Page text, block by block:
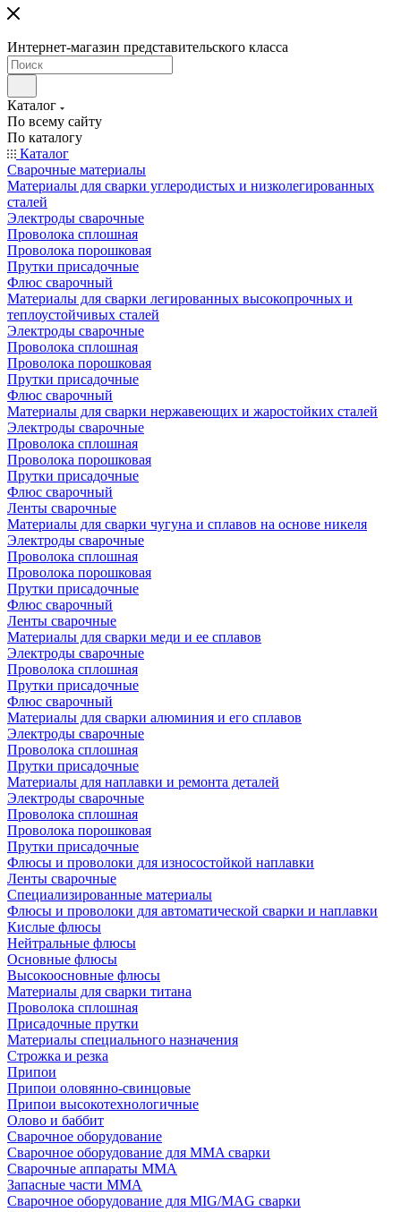
Интернет-магазин представительского класса
Каталог
По всему сайту
По каталогу
Каталог
Сварочные материалы
Материалы для сварки углеродистых и низколегированных
сталей
Электроды сварочные
Проволока сплошная
Проволока порошковая
Прутки присадочные
Флюс сварочный
Материалы для сварки легированных высокопрочных и
теплоустойчивых сталей
Электроды сварочные
Проволока сплошная
Проволока порошковая
Прутки присадочные
Флюс сварочный
Материалы для сварки нержавеющих и жаростойких сталей
Электроды сварочные
Проволока сплошная
Проволока порошковая
Прутки присадочные
Флюс сварочный
Ленты сварочные
Материалы для сварки чугуна и сплавов на основе никеля
Электроды сварочные
Проволока сплошная
Проволока порошковая
Прутки присадочные
Флюс сварочный
Ленты сварочные
Материалы для сварки меди и ее сплавов
Электроды сварочные
Проволока сплошная
Прутки присадочные
Флюс сварочный
Материалы для сварки алюминия и его сплавов
Электроды сварочные
Проволока сплошная
Прутки присадочные
Материалы для наплавки и ремонта деталей
Электроды сварочные
Проволока сплошная
Проволока порошковая
Прутки присадочные
Флюсы и проволоки для износостойкой наплавки
Ленты сварочные
Специализированные материалы
Флюсы и проволоки для автоматической сварки и наплавки
Кислые флюсы
Нейтральные флюсы
Основные флюсы
Высокоосновные флюсы
Материалы для сварки титана
Проволока сплошная
Присадочные прутки
Материалы специального назначения
Строжка и резка
Припои
Припои оловянно-свинцовые
Припои высокотехнологичные
Олово и баббит
Сварочное оборудование
Сварочное оборудование для MMA сварки
Сварочные аппараты MMA
Запасные части MMA
Сварочное оборудование для MIG/MAG сварки